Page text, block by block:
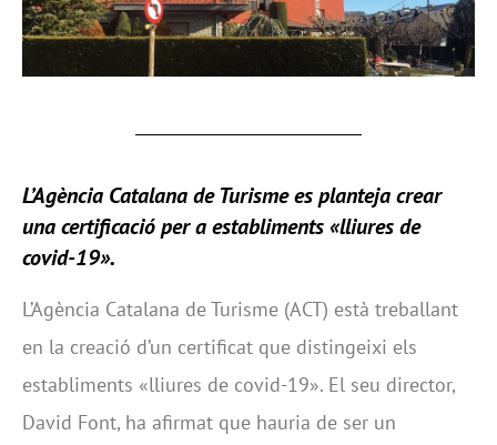
L’Agència Catalana de Turisme es planteja crear
una certificació per a establiments «lliures de
covid-19».
L’Agència Catalana de Turisme (ACT) està treballant
en la creació d’un certificat que distingeixi els
establiments «lliures de covid-19». El seu director,
David Font, ha afirmat que hauria de ser un